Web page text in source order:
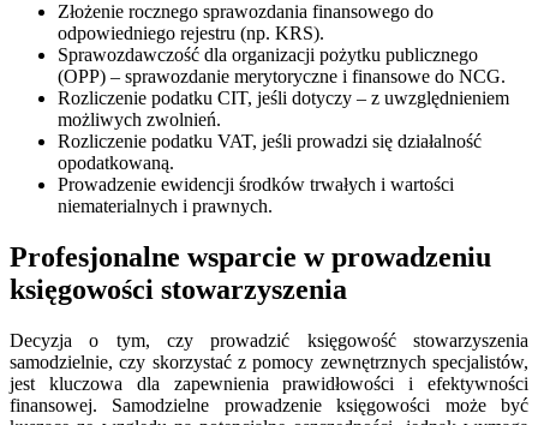
Złożenie rocznego sprawozdania finansowego do
odpowiedniego rejestru (np. KRS).
Sprawozdawczość dla organizacji pożytku publicznego
(OPP) – sprawozdanie merytoryczne i finansowe do NCG.
Rozliczenie podatku CIT, jeśli dotyczy – z uwzględnieniem
możliwych zwolnień.
Rozliczenie podatku VAT, jeśli prowadzi się działalność
opodatkowaną.
Prowadzenie ewidencji środków trwałych i wartości
niematerialnych i prawnych.
Profesjonalne wsparcie w prowadzeniu
księgowości stowarzyszenia
Decyzja o tym, czy prowadzić księgowość stowarzyszenia
samodzielnie, czy skorzystać z pomocy zewnętrznych specjalistów,
jest kluczowa dla zapewnienia prawidłowości i efektywności
finansowej. Samodzielne prowadzenie księgowości może być